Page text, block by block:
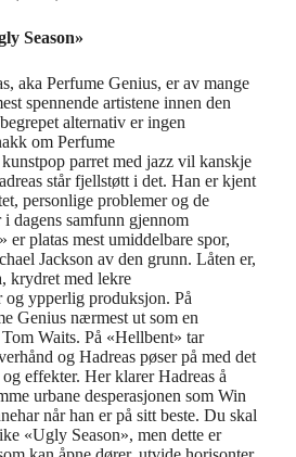
Season»
, aka Perfume Genius, er av mange
spennende artistene innen den
alternativ er ingen
om Perfume
kunstpop parret med jazz vil kanskje
står fjellstøtt i det. Han er kjent
personlige problemer og de
dagens samfunn gjennom
er platas mest umiddelbare spor,
Jackson av den grunn. Låten er,
krydret med lekre
og ypperlig produksjon. På
Genius nærmest ut som en
Tom Waits. På «Hellbent» tar
hånd og Hadreas pøser på med det
og effekter. Her klarerHadreas å
urbane desperasjonen som Win
når han erpå sitt beste. Du skal
«Ugly Season», men dette er